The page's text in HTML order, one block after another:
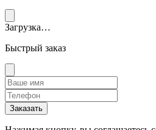
Загрузка…
Быстрый заказ
Заказать